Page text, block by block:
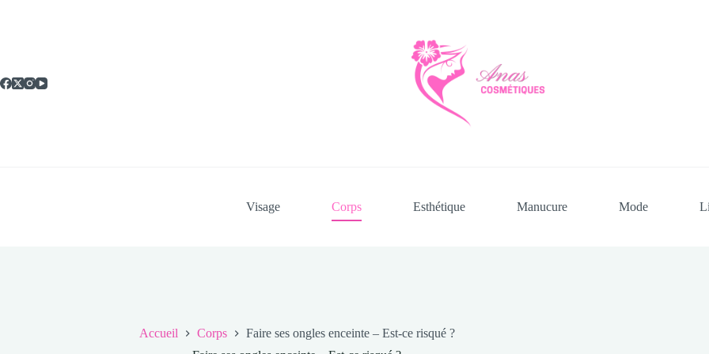
Visage Corps Esthétique Manucure Mode
Accueil Corps
Faire ses ongles enceinte – Est-ce risqué ?